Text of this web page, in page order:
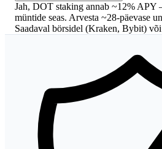
Jah, DOT staking annab ~12% APY
müntide seas. Arvesta ~28-päevase
Saadaval börsidel (Kraken, Bybit)